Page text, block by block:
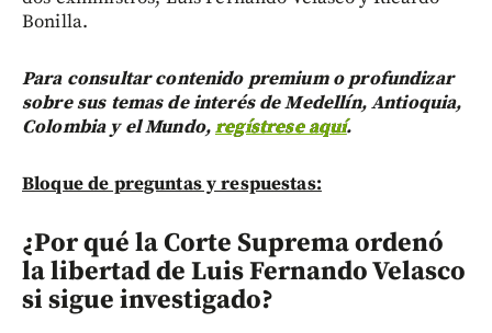
Bonilla.
Para consultar contenido premium o profundizar
sobre sus temas de interés de Medellín, Antioquia,
Colombia y el Mundo,regístrese aquí.
Bloque de preguntas y respuestas:
¿Por qué la Corte Suprema ordenó
la libertad de Luis Fernando Velasco
si sigue investigado?